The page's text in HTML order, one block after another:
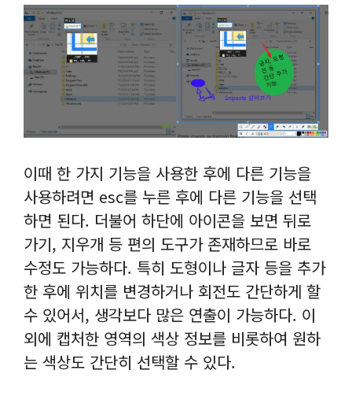
이때 한 가지 기능을 사용한 후에 다른 기능을
사용하려면 esc를 누른 후에 다른 기능을 선택
하면 된다. 더불어 하단에 아이콘을 보면 뒤로
가기, 지우개 등 편의 도구가 존재하므로 바로
수정도 가능하다. 특히 도형이나 글자 등을 추가
한 후에 위치를 변경하거나 회전도 간단하게 할
수 있어서, 생각보다 많은 연출이 가능하다. 이
외에 캡처한 영역의 색상 정보를 비롯하여 원하
는 색상도 간단히 선택할 수 있다.